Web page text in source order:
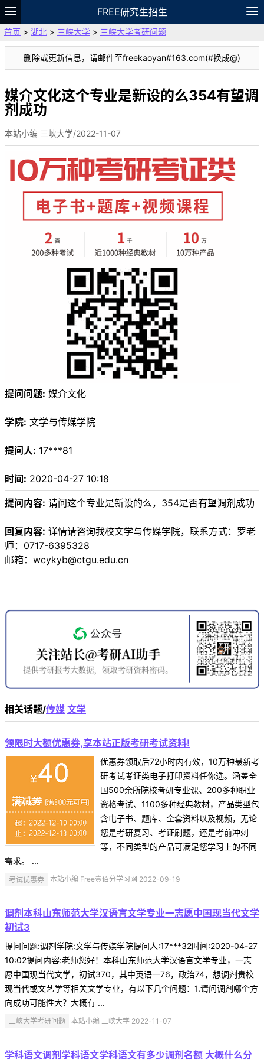
FREE研究生招生
题库
故事 专题 APP 笔记
VIP
资料
首页 > 湖北 > 三峡大学 > 三峡大学考研问题
删除或更新信息，请邮件至freekaoyan#163.com(#换成@)
媒介文化这个专业是新设的么354有望调
剂成功
本站小编 三峡大学/2022-11-07
提问问题: 媒介文化
学院: 文学与传媒学院
提问人: 17***81
时间: 2020-04-27 10:18
提问内容: 请问这个专业是新设的么，354是否有望调剂成功
回复内容: 详情请咨询我校文学与传媒学院，联系方式：罗老
师：0717-6395328
邮箱：wcykyb@ctgu.edu.cn
相关话题/传媒 文学
领限时大额优惠券,享本站正版考研考试资料!
优惠券领取后72小时内有效，10万种最新考
研考试考证类电子打印资料任你选。涵盖全
国500余所院校考研专业课、200多种职业
资格考试、1100多种经典教材，产品类型包
含电子书、题库、全套资料以及视频，无论
您是考研复习、考证刷题，还是考前冲刺
等，不同类型的产品可满足您学习上的不同
需求。 ...
考试优惠券 本站小编 Free壹佰分学习网 2022-09-19
调剂本科山东师范大学汉语言文学专业一志愿中国现当代文学
初试3
提问问题:调剂学院:文学与传媒学院提问人:17***32时间:2020-04-27
10:02提问内容:老师您好！本科山东师范大学汉语言文学专业，一志
愿中国现当代文学，初试370，其中英语一76，政治74，想调剂贵校
现当代或文艺学等相关文学专业，有以下几个问题：1.请问调剂哪个方
向成功可能性大？大概有 ...
三峡大学考研问题 本站小编 三峡大学 2022-11-07
学科语文调剂学科语文学科语文有多少调剂名额 大概什么分